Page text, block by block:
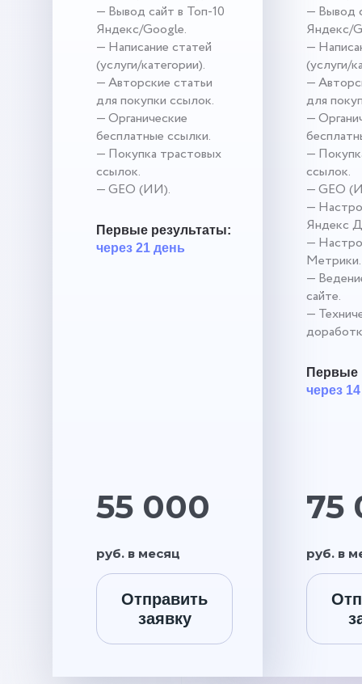
— Вывод сайт в Топ-10
Яндекс/Google.
— Написание статей
(услуги/категории).
— Авторские статьи
для покупки ссылок.
— Органические
бесплатные ссылки.
— Покупка трастовых
ссылок.
— GEO (ИИ).
Первые результаты:
через 21 день
55 000
руб. в месяц
Отправить
заявку
— Вывод
Яндекс/
—
(услуги/
—
для
—
—
ссылок.
— GEO
—
Яндекс
—
Метрики.
—
сайте.
—
Первые
через
75
руб. в